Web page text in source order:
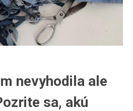
nevyhodila ale
sa, akú